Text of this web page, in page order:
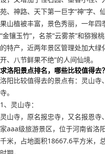
苑、神路、天下第一巨字“神”字、
果山植被丰富，景色秀丽，一年
“金镶玉竹”，名茶“云雾茶”和猕猴
的特产，近两年景区管理处加大绿
开、八节鲜果不绝”的人间仙境。
求洛阳景点排名，哪些比较值得去？
洛阳比较值得去的景点有：灵山
寺。
1、灵山寺：
灵山寺，原名报忠寺，又名报恩
家aaa级旅游景区，位于河南省洛
千米，占地面积18667.6平方米，